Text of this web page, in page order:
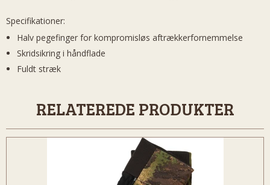
Specifikationer:
Halv pegefinger for kompromisløs aftrækkerfornemmelse
Skridsikring i håndflade
Fuldt stræk
RELATEREDE PRODUKTER